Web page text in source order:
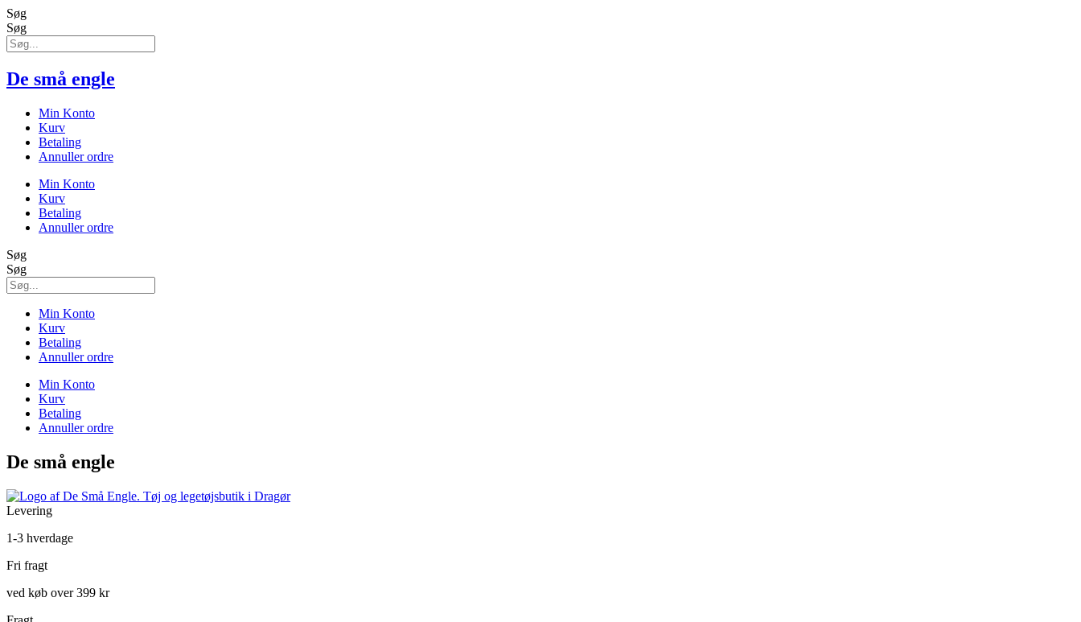
Søg
Søg
De små engle
Min Konto
Kurv
Betaling
Annuller ordre
Min Konto
Kurv
Betaling
Annuller ordre
Søg
Søg
Min Konto
Kurv
Betaling
Annuller ordre
Min Konto
Kurv
Betaling
Annuller ordre
De små engle
Levering
1-3 hverdage
Fri fragt
ved køb over 399 kr